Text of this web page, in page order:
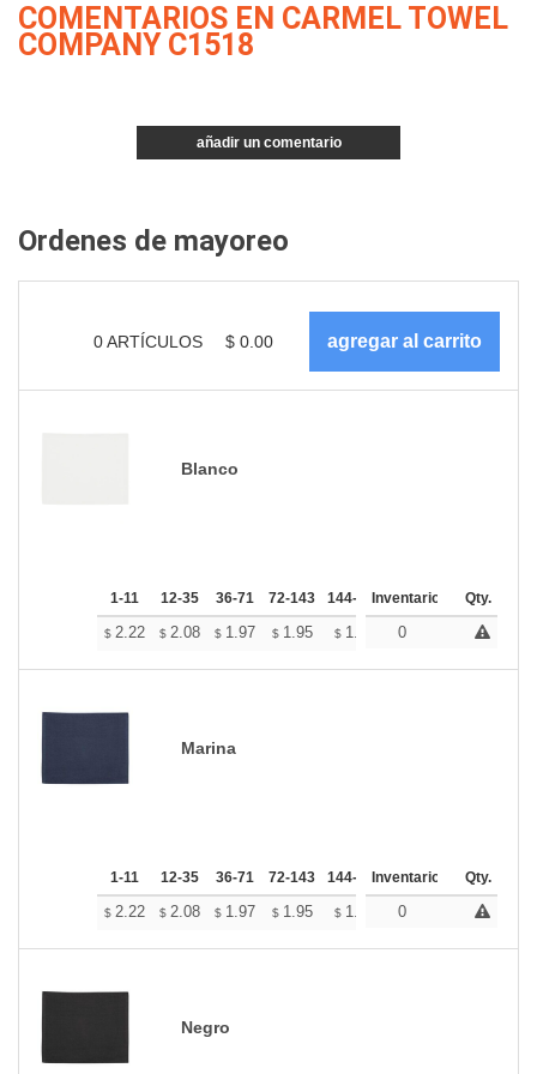
COMENTARIOS EN CARMEL TOWEL
COMPANY C1518
añadir un comentario
Ordenes de mayoreo
0ARTÍCULOS $ 0.00
Blanco
1-11 12-35 36-71 72-143 144-287 288 + Más
Inventario Qty.
$ 2.22 $ 2.08 $ 1.97 $ 1.95 $ 1.92 $ +
0
Marina
1-11 12-35 36-71 72-143 144-287 288 + Más
Inventario Qty.
$ 2.22 $ 2.08 $ 1.97 $ 1.95 $ 1.92 $ +
0
Negro